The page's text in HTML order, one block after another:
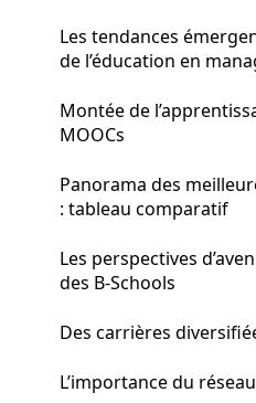
Les tendances
de l’éducation en
Montée de
MOOCs
Panorama des
: tableau comparatif
Les perspectives
des B-Schools
Des carrières
L’importance du